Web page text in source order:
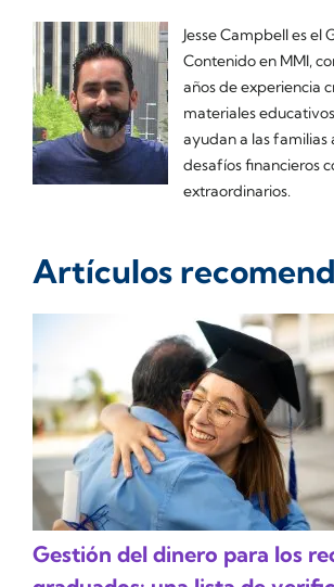
Jesse Campbell es el
Contenido en MMI,
años de experiencia
materiales
ayudan a las familias
desafíos financieros
extraordinarios.
Artículos
Gestión del dinero para los